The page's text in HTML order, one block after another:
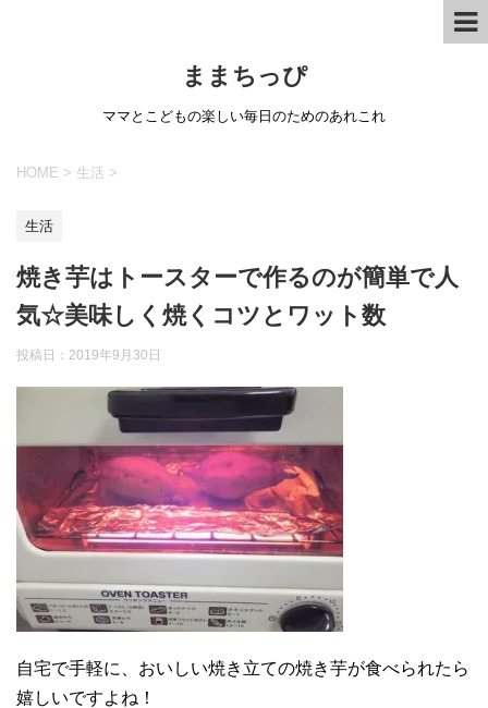
ままちっぴ
ママとこどもの楽しい毎日のためのあれこれ
HOME > 生活 >
生活
焼き芋はトースターで作るのが簡単で人
気☆美味しく焼くコツとワット数
投稿日： 2019年9月30日
自宅で手軽に、おいしい焼き立ての焼き芋が食べられたら
嬉しいですよね！